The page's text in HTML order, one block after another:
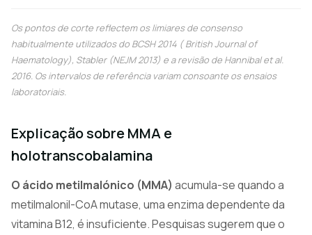
Os pontos de corte reflectem os limiares de consenso
habitualmente utilizados do BCSH 2014 (British Journal of
Haematology), Stabler (NEJM 2013) e a revisão de Hannibal et al.
2016. Os intervalos de referência variam consoante os ensaios
laboratoriais.
Explicação sobre MMA e
holotranscobalamina
O ácido metilmalónico (MMA) acumula-se quando a
metilmalonil-CoA mutase, uma enzima dependente da
vitamina B12, é insuficiente. Pesquisas sugerem que o